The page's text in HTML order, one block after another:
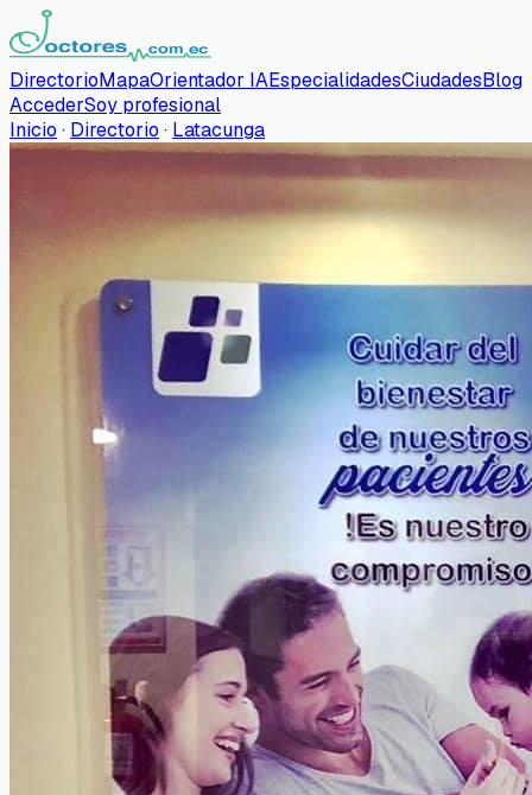
DirectorioMapaOrientador IAEspecialidadesCiudadesBlog
AccederSoy profesional
Inicio · Directorio · Latacunga